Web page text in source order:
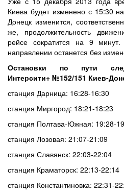
Киева будет изменено с 15:30
Донецк изменится,
же, продолжительность
рейсе сократится на 9
направлении останется без
Остановки по пути
Интерсити+ №152/151 Киев-
станция Дарница: 16:28-16:30
станция Миргород: 18:21-18:23
станция Полтава-Южная: 19:28-
станция Лозовая: 21:07-21:09
станция Славянск: 22:03-22:04
станция Краматорск: 22:13-22:14
станция Константиновка: 22:31-